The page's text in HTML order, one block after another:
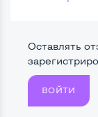
Screen 360 Да
Оставлять
ВОЙТИ